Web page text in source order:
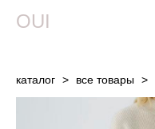
OUI
каталог > все товары >